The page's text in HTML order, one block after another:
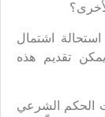
اشتمال
تقديم هذه
الحكم الشرعي